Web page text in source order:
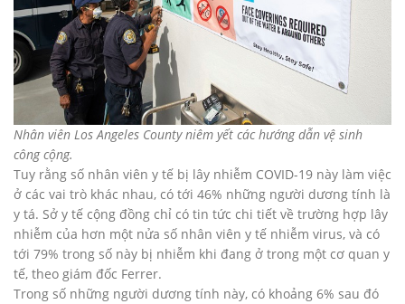
Nhân viên Los Angeles County niêm yết các hướng dẫn vệ sinh
công cộng.
Tuy rằng số nhân viên y tế bị lây nhiễm COVID-19 này làm việc
ở các vai trò khác nhau, có tới 46% những người dương tính là
y tá. Sở y tế cộng đồng chỉ có tin tức chi tiết về trường hợp lây
nhiễm của hơn một nửa số nhân viên y tế nhiễm virus, và có
tới 79% trong số này bị nhiễm khi đang ở trong một cơ quan y
tế, theo giám đốc Ferrer.
Trong số những người dương tính này, có khoảng 6% sau đó